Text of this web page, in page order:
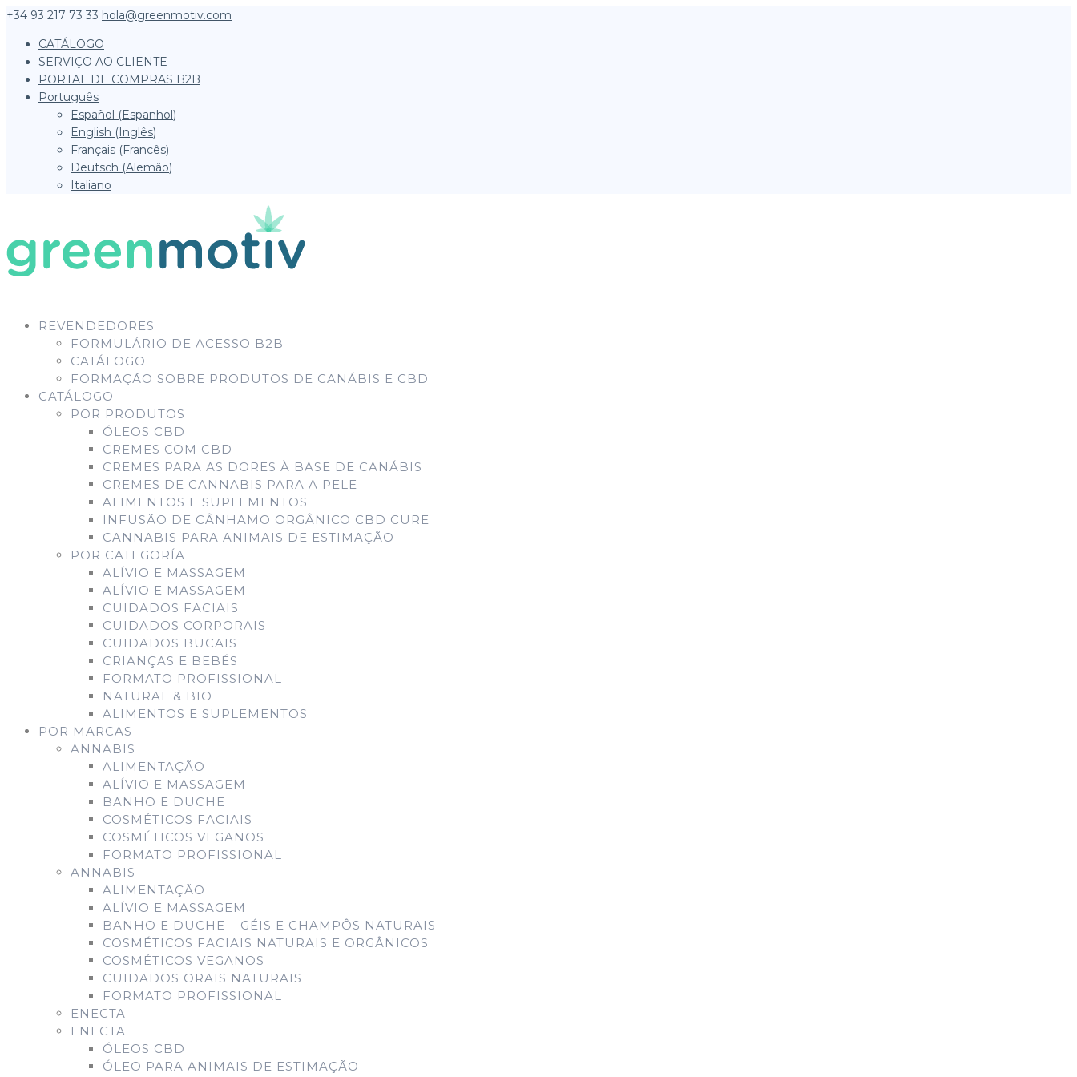
+34 93 217 73 33 hola@greenmotiv.com
CATÁLOGO
SERVIÇO AO CLIENTE
PORTAL DE COMPRAS B2B
Português
Español (Espanhol)
English (Inglês)
Français (Francês)
Deutsch (Alemão)
Italiano
REVENDEDORES
FORMULÁRIO DE ACESSO B2B
CATÁLOGO
FORMAÇÃO SOBRE PRODUTOS DE CANÁBIS E CBD
CATÁLOGO
POR PRODUTOS
ÓLEOS CBD
CREMES COM CBD
CREMES PARA AS DORES À BASE DE CANÁBIS
CREMES DE CANNABIS PARA A PELE
ALIMENTOS E SUPLEMENTOS
INFUSÃO DE CÂNHAMO ORGÂNICO CBD CURE
CANNABIS PARA ANIMAIS DE ESTIMAÇÃO
POR CATEGORÍA
ALÍVIO E MASSAGEM
ALÍVIO E MASSAGEM
CUIDADOS FACIAIS
CUIDADOS CORPORAIS
CUIDADOS BUCAIS
CRIANÇAS E BEBÉS
FORMATO PROFISSIONAL
NATURAL & BIO
ALIMENTOS E SUPLEMENTOS
POR MARCAS
ANNABIS
ALIMENTAÇÃO
ALÍVIO E MASSAGEM
BANHO E DUCHE
COSMÉTICOS FACIAIS
COSMÉTICOS VEGANOS
FORMATO PROFISSIONAL
ANNABIS
ALIMENTAÇÃO
ALÍVIO E MASSAGEM
BANHO E DUCHE – GÉIS E CHAMPÔS NATURAIS
COSMÉTICOS FACIAIS NATURAIS E ORGÂNICOS
COSMÉTICOS VEGANOS
CUIDADOS ORAIS NATURAIS
FORMATO PROFISSIONAL
ENECTA
ENECTA
ÓLEOS CBD
ÓLEO PARA ANIMAIS DE ESTIMAÇÃO